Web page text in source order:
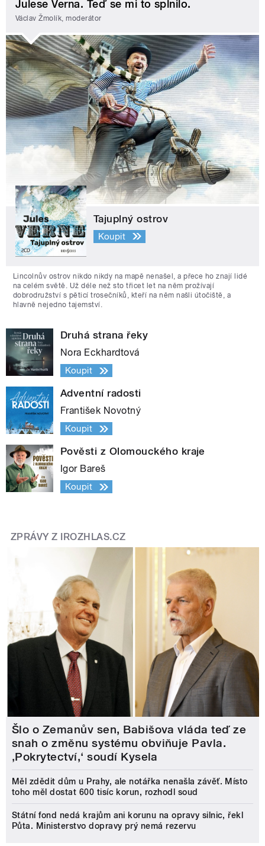
Julese Verna. Teď se mi to splnilo.
Václav Žmolík, moderátor
Tajuplný ostrov
Koupit
Lincolnův ostrov nikdo nikdy na mapě nenašel, a přece ho znají lidé
na celém světě. Už déle než sto třicet let na něm prožívají
dobrodružství s pěticí trosečníků, kteří na něm našli útočiště, a
hlavně nejedno tajemství.
Druhá strana řeky
Nora Eckhardtová
Koupit
Adventní radosti
František Novotný
Koupit
Pověsti z Olomouckého kraje
Igor Bareš
Koupit
ZPRÁVY Z IROZHLAS.CZ
Šlo o Zemanův sen, Babišova vláda teď ze
snah o změnu systému obviňuje Pavla.
‚Pokrytectví,‘ soudí Kysela
Měl zdědit dům u Prahy, ale notářka nenašla závěť. Místo
toho měl dostat 600 tisíc korun, rozhodl soud
Státní fond nedá krajům ani korunu na opravy silnic, řekl
Půta. Ministerstvo dopravy prý nemá rezervu